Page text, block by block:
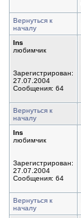
Вернуться к
началу
Ins
любимчик
Зарегистрирован:
27.07.2004
Сообщения: 64
Вернуться к
началу
Ins
любимчик
Зарегистрирован:
27.07.2004
Сообщения: 64
Вернуться к
началу